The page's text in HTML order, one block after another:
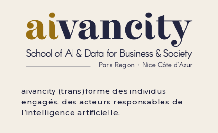
aivancity (trans)forme des individus
engagés, des acteurs responsables de
l’intelligence artificielle.